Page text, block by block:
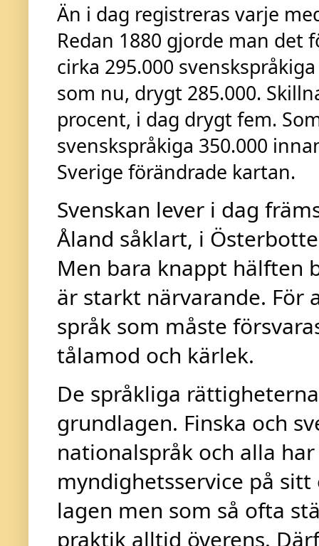
Än i dag registreras varje
Redan 1880 gjorde man det
cirka 295.000
som nu, drygt 285.000.
procent, i dag drygt fem.
svenskspråkiga 350.000
Sverige förändrade kartan.
Svenskan lever i dag
Åland såklart, i
Men bara knappt hälften
är starkt närvarande. För
språk som måste
tålamod och kärlek.
De språkliga
grundlagen. Finska och
nationalspråk och alla
myndighetsservice på
lagen men som så ofta
praktik alltid överens.